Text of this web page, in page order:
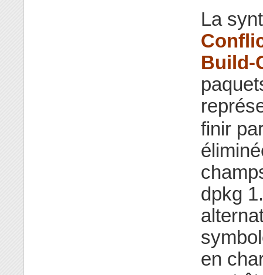
La
Build-
finir
dpkg
en